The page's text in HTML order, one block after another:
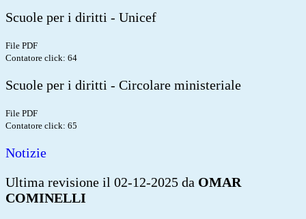
Scuole per i diritti - Unicef
File PDF
Contatore click: 64
Scuole per i diritti - Circolare ministeriale
File PDF
Contatore click: 65
Notizie
Ultima revisione il 02-12-2025 da OMAR
COMINELLI